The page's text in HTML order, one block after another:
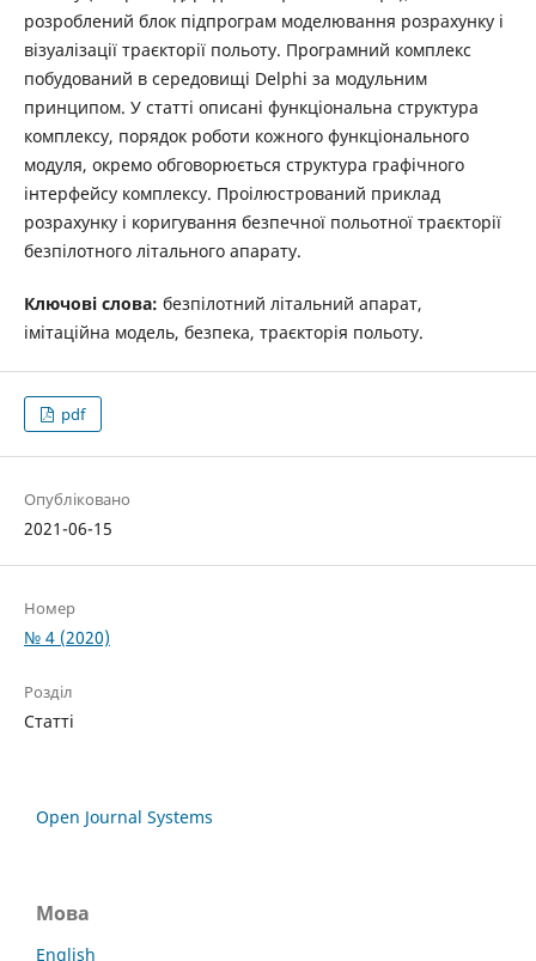
розроблений блок підпрограм моделювання розрахунку і
візуалізації траєкторії польоту. Програмний комплекс
побудований в середовищі Delphi за модульним
принципом. У статті описані функціональна структура
комплексу, порядок роботи кожного функціонального
модуля, окремо обговорюється структура графічного
інтерфейсу комплексу. Проілюстрований приклад
розрахунку і коригування безпечної польотної траєкторії
безпілотного літального апарату.
Ключові слова: безпілотний літальний апарат,
імітаційна модель, безпека, траєкторія польоту.
pdf
Опубліковано
2021-06-15
Номер
№ 4 (2020)
Розділ
Статті
Open Journal Systems
Мова
English